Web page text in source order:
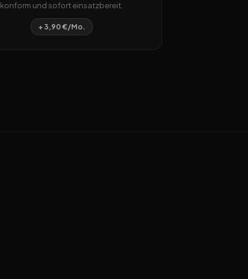
konform und sofort einsatzbereit.
+ 3,90 €/Mo.